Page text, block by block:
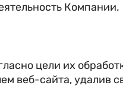
Компании.
цели их
веб-сайта, удалив